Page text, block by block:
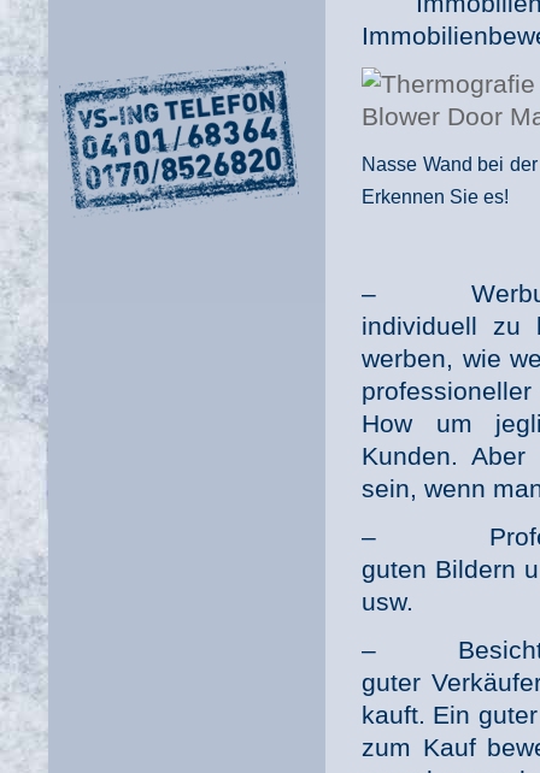
Nasse Wand bei
Erkennen Sie es!
– Werbung
individuell zu
werben, wie
How um
Kunden.
sein, wenn
–
guten Bildern
usw.
–
guter
kauft. Ein
zum Kauf